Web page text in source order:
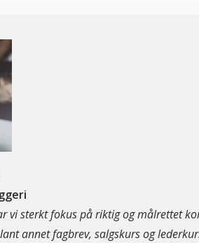
vi sterkt fokus på riktig og målrettet
annet fagbrev, salgskurs og